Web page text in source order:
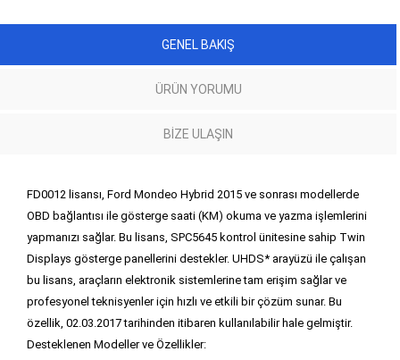
GENEL BAKIŞ
ÜRÜN YORUMU
BIZE ULAŞIN
FD0012 lisansı, Ford Mondeo Hybrid 2015 ve sonrası modellerde
OBD bağlantısı ile gösterge saati (KM) okuma ve yazma işlemlerini
yapmanızı sağlar. Bu lisans, SPC5645 kontrol ünitesine sahip Twin
Displays gösterge panellerini destekler. UHDS* arayüzü ile çalışan
bu lisans, araçların elektronik sistemlerine tam erişim sağlar ve
profesyonel teknisyenler için hızlı ve etkili bir çözüm sunar. Bu
özellik, 02.03.2017 tarihinden itibaren kullanılabilir hale gelmiştir.
Desteklenen Modeller ve Özellikler: